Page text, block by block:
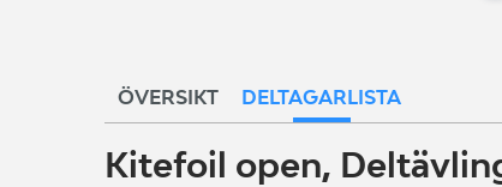
ÖVERSIKT DELTAGARLISTA
Kitefoil open,